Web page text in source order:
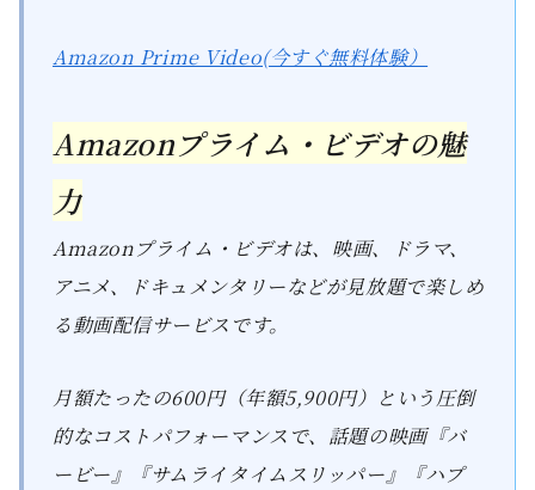
Amazon Prime Video(今すぐ無料体験）
Amazonプライム・ビデオの魅
力
Amazonプライム・ビデオは、映画、ドラマ、
アニメ、ドキュメンタリーなどが見放題で楽しめ
る動画配信サービスです。
月額たったの600円（年額5,900円）という圧倒
的なコストパフォーマンスで、話題の映画『バ
ービー』『サムライタイムスリッパー』『ハプ